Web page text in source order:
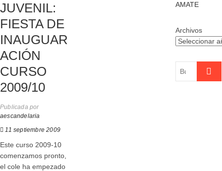
JUVENIL:
FIESTA DE
INAUGUAR
ACIÓN
CURSO
2009/10
Publicada por
aescandelaria
11 septiembre 2009
Este curso 2009-10
comenzamos pronto,
el cole ha empezado
AMATE
Archivos
Buscar